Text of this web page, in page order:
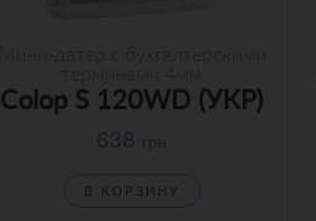
Colop S 120WD (УКР)
638 грн
В КОРЗИНУ